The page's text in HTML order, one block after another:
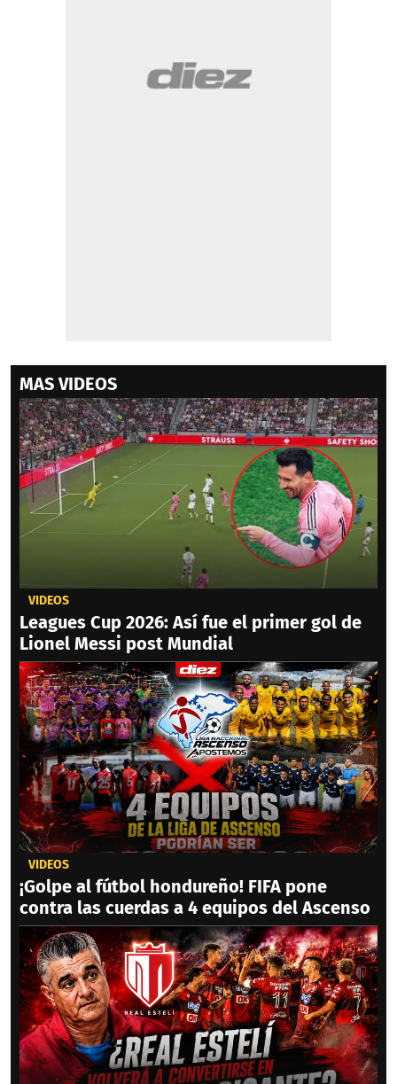
MAS VIDEOS
VIDEOS
Leagues Cup 2026: Así fue el primer gol de
Lionel Messi post Mundial
VIDEOS
¡Golpe al fútbol hondureño! FIFA pone
contra las cuerdas a 4 equipos del Ascenso